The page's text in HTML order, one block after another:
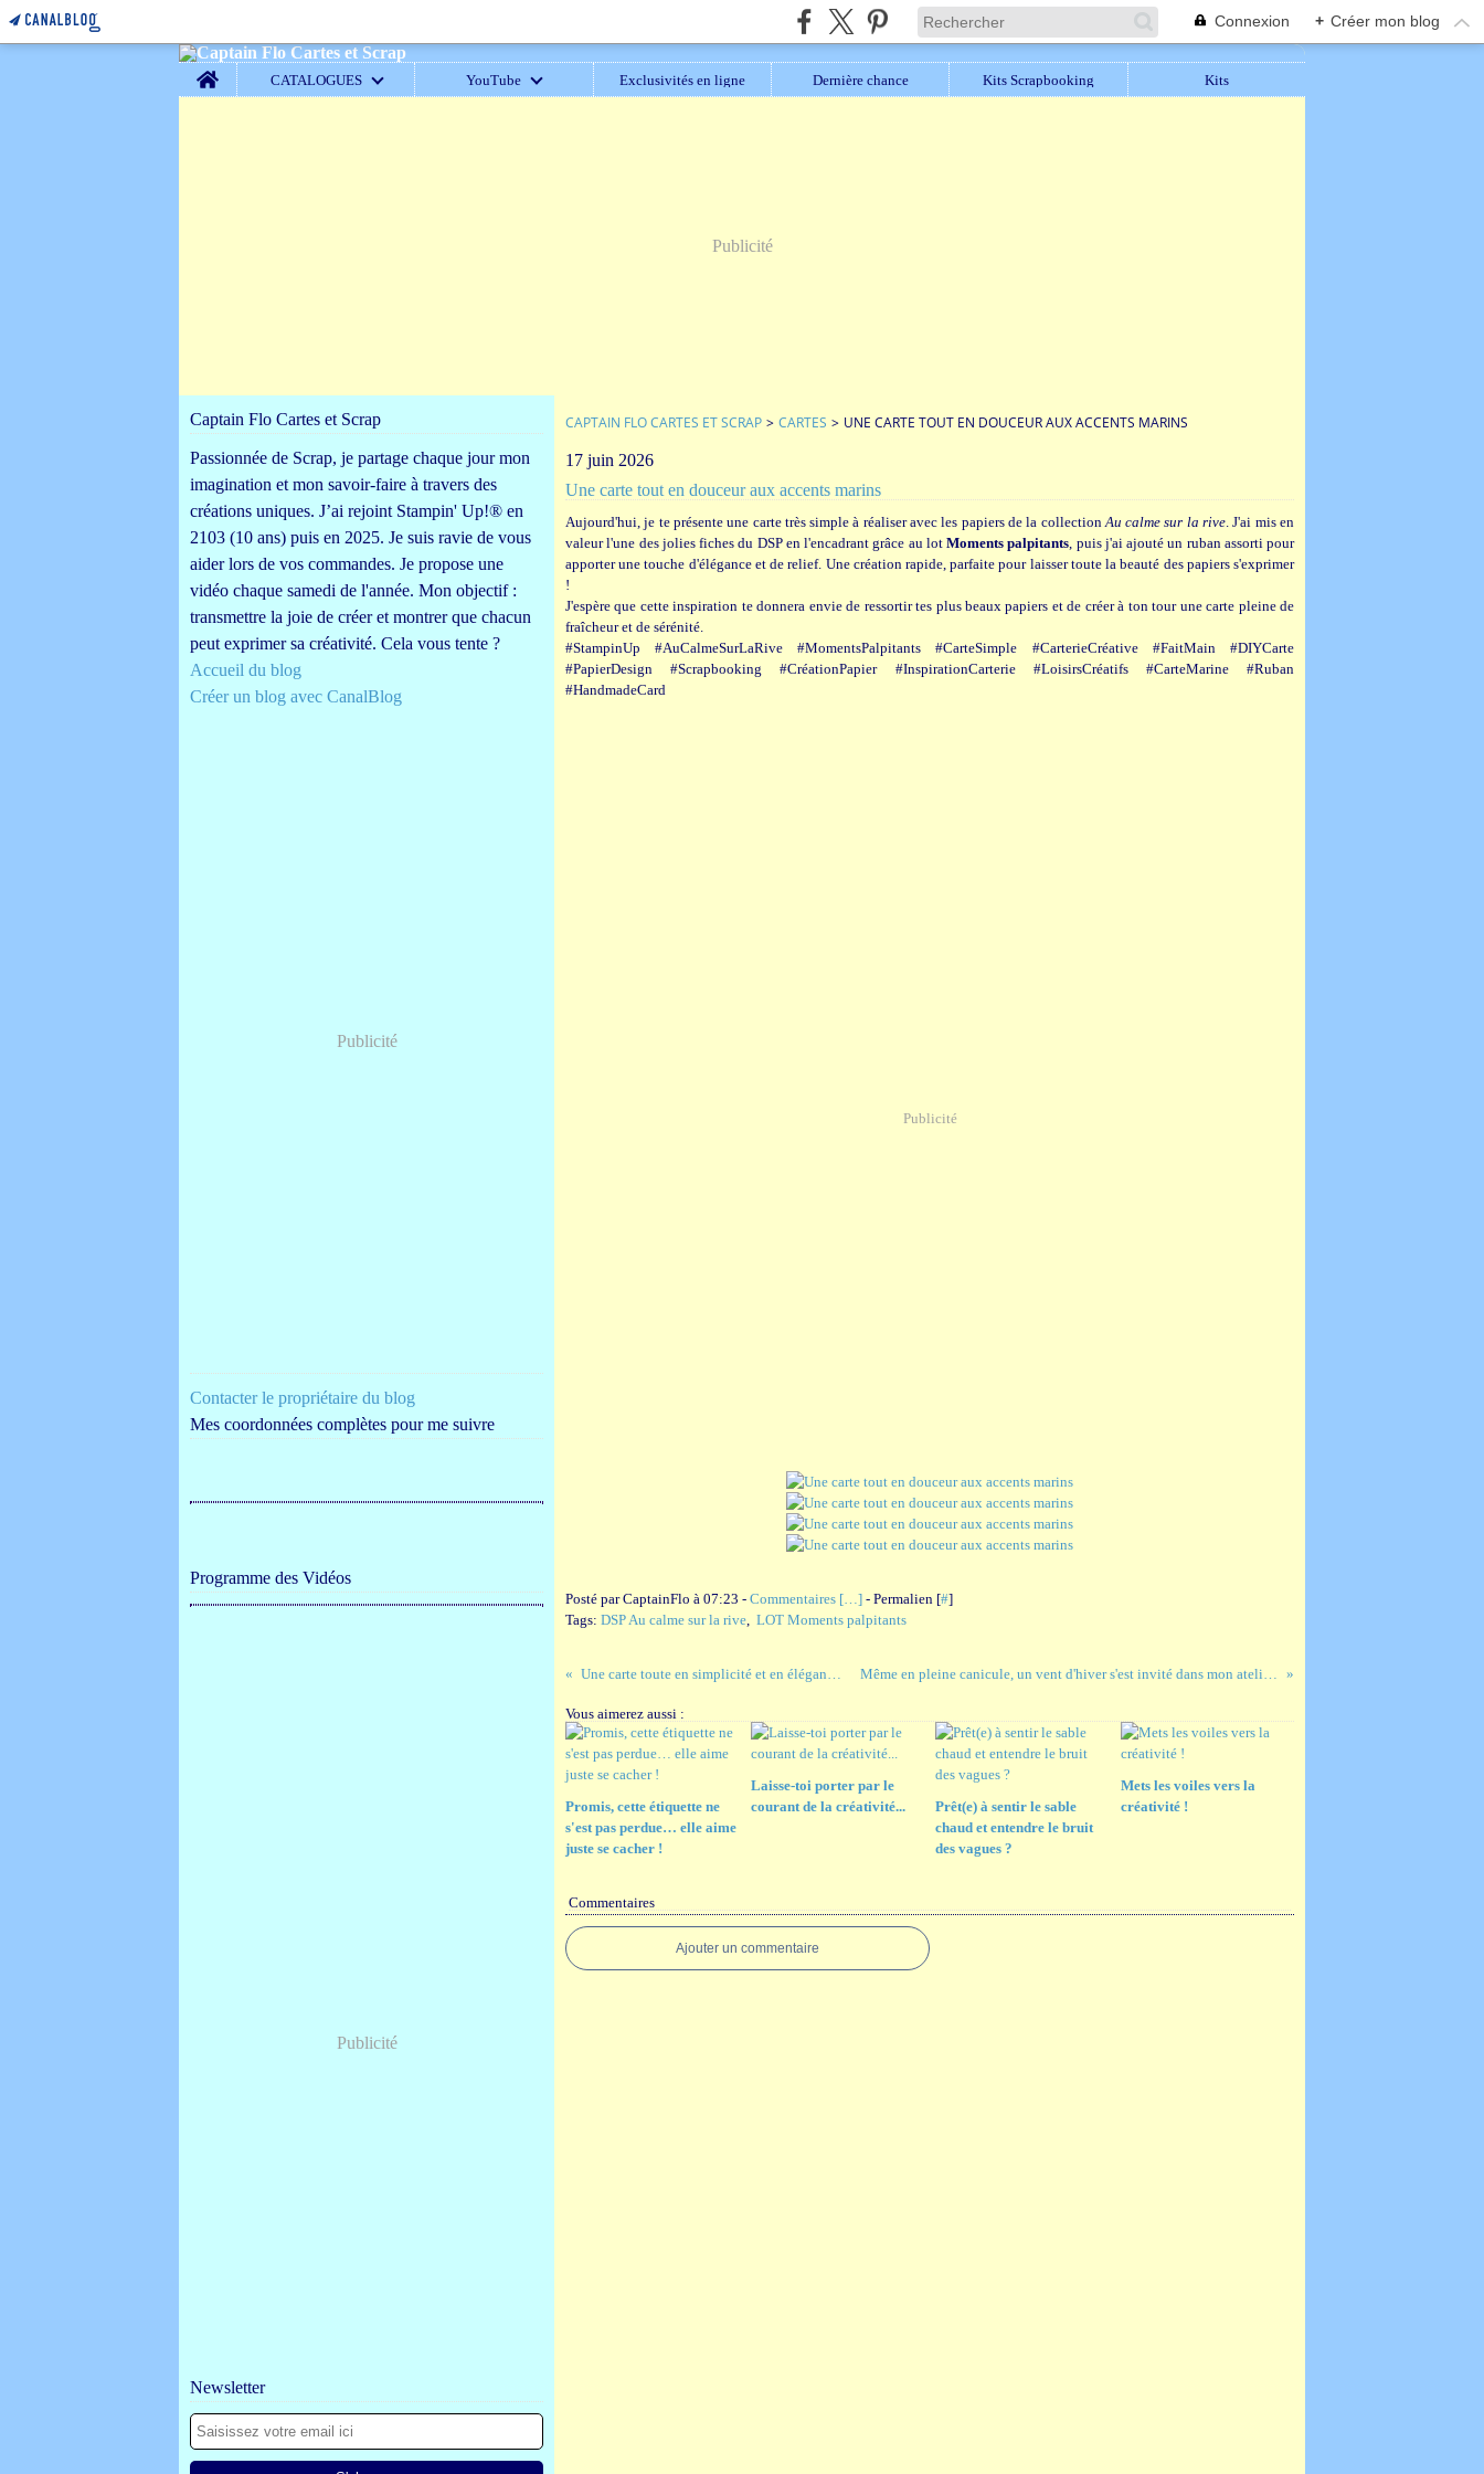
Connexion + Créer mon blog
Home
CATALOGUES YouTube Exclusivités en ligne Dernière chance Kits Scrapbooking Kits
Publicité
Captain Flo Cartes et Scrap
Passionnée de Scrap, je partage chaque jour mon
imagination et mon savoir-faire à travers des
créations uniques. J’ai rejoint Stampin' Up!® en
2103 (10 ans) puis en 2025. Je suis ravie de vous
aider lors de vos commandes. Je propose une
vidéo chaque samedi de l'année. Mon objectif :
transmettre la joie de créer et montrer que chacun
peut exprimer sa créativité. Cela vous tente ?
Accueil du blog
Créer un blog avec CanalBlog
Publicité
Contacter le propriétaire du blog
Mes coordonnées complètes pour me suivre
Programme des Vidéos
Publicité
Newsletter
CAPTAIN FLO CARTES ET SCRAP > CARTES > UNE CARTE TOUT EN DOUCEUR AUX ACCENTS MARINS
17 juin 2026
Une carte tout en douceur aux accents marins
Aujourd'hui, je te présente une carte très simple à réaliser avec les papiers de la collectionAu calme sur la rive. J'ai mis en
valeur l'une des jolies fiches du DSP en l'encadrant grâce au lot Moments palpitants, puis j'ai ajouté un ruban assorti pour
apporter une touche d'élégance et de relief. Une création rapide, parfaite pour laisser toute la beauté des papiers s'exprimer
!
J'espère que cette inspiration te donnera envie de ressortir tes plus beaux papiers et de créer à ton tour une carte pleine de
fraîcheur et de sérénité.
#StampinUp #AuCalmeSurLaRive #MomentsPalpitants #CarteSimple #CarterieCréative #FaitMain #DIYCarte
#PapierDesign #Scrapbooking #CréationPapier #InspirationCarterie #LoisirsCréatifs #CarteMarine #Ruban
#HandmadeCard
Publicité
Posté par CaptainFlo à 07:23 - Commentaires […] - Permalien [#]
Tags: DSP Au calme sur la rive, LOT Moments palpitants
Une carte toute en simplicité et en élégance ! Même en pleine canicule, un vent d'hiver s'est invité dans mon atelier !
Vous aimerez aussi :
Promis, cette étiquette ne
s'est pas perdue… elle aime
juste se cacher !
Laisse-toi porter par le
courant de la créativité...
Prêt(e) à sentir le sable
chaud et entendre le bruit
des vagues ?
Mets les voiles vers la
créativité !
Commentaires
Ajouter un commentaire